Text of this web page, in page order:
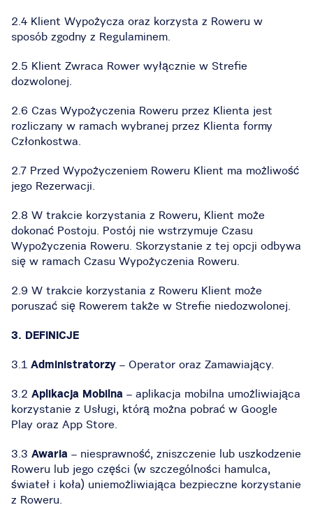
2.4 Klient Wypożycza oraz korzysta z Roweru w
sposób zgodny z Regulaminem.
2.5 Klient Zwraca Rower wyłącznie w Strefie
dozwolonej.
2.6 Czas Wypożyczenia Roweru przez Klienta jest
rozliczany w ramach wybranej przez Klienta formy
Członkostwa.
2.7 Przed Wypożyczeniem Roweru Klient ma możliwość
jego Rezerwacji.
2.8 W trakcie korzystania z Roweru, Klient może
dokonać Postoju. Postój nie wstrzymuje Czasu
Wypożyczenia Roweru. Skorzystanie z tej opcji odbywa
się w ramach Czasu Wypożyczenia Roweru.
2.9 W trakcie korzystania z Roweru Klient może
poruszać się Rowerem także w Strefie niedozwolonej.
3. DEFINICJE
3.1 Administratorzy – Operator oraz Zamawiający.
3.2 Aplikacja Mobilna – aplikacja mobilna umożliwiająca
korzystanie z Usługi, którą można pobrać w Google
Play oraz App Store.
3.3 Awaria – niesprawność, zniszczenie lub uszkodzenie
Roweru lub jego części (w szczególności hamulca,
świateł i koła) uniemożliwiająca bezpieczne korzystanie
z Roweru.